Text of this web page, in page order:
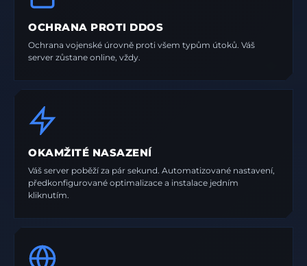
OCHRANA PROTI DDOS
Ochrana vojenské úrovně proti všem typům útoků. Váš
server zůstane online, vždy.
OKAMŽITÉ NASAZENÍ
Váš server poběží za pár sekund. Automatizované nastavení,
předkonfigurované optimalizace a instalace jedním
kliknutím.